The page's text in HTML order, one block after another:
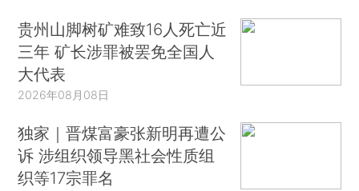
贵州山脚树矿难致16人死亡近
三年 矿长涉罪被罢免全国人
大代表
2026年08月08日
独家｜晋煤富豪张新明再遭公
诉 涉组织领导黑社会性质组
织等17宗罪名